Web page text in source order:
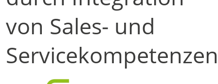
von Sales- und
Servicekompetenzen